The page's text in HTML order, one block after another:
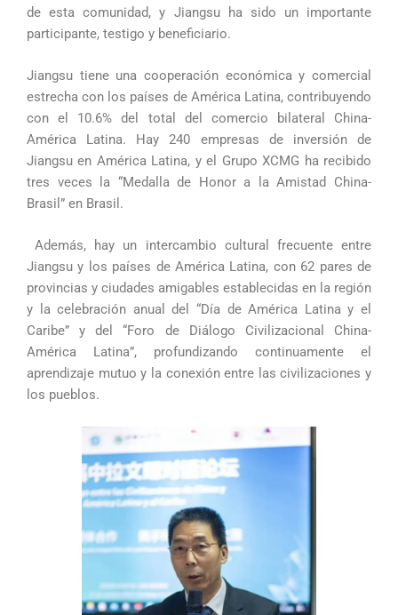
de esta comunidad, y Jiangsu ha sido un importante
participante, testigo y beneficiario.
Jiangsu tiene una cooperación económica y comercial
estrecha con los países de América Latina, contribuyendo
con el 10.6% del total del comercio bilateral China-
América Latina. Hay 240 empresas de inversión de
Jiangsu en América Latina, y el Grupo XCMG ha recibido
tres veces la “Medalla de Honor a la Amistad China-
Brasil” en Brasil.
Además, hay un intercambio cultural frecuente entre
Jiangsu y los países de América Latina, con 62 pares de
provincias y ciudades amigables establecidas en la región
y la celebración anual del “Día de América Latina y el
Caribe” y del “Foro de Diálogo Civilizacional China-
América Latina”, profundizando continuamente el
aprendizaje mutuo y la conexión entre las civilizaciones y
los pueblos.